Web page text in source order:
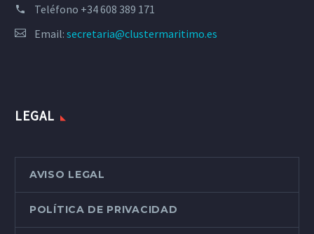
Teléfono +34 608 389 171
Email: secretaria@clustermaritimo.es
LEGAL
AVISO LEGAL
POLÍTICA DE PRIVACIDAD